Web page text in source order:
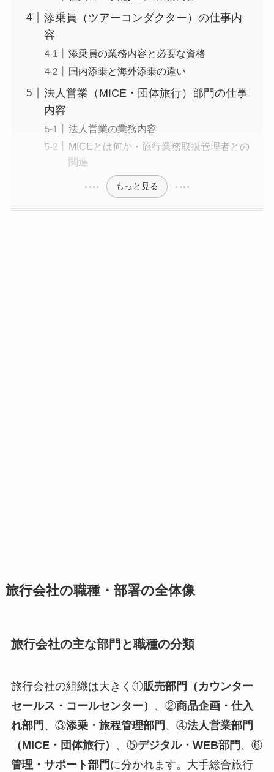
添乗員（ツアーコンダクター）の仕事内
容
添乗員の業務内容と必要な資格
国内添乗と海外添乗の違い
法人営業（MICE・団体旅行）部門の仕事
内容
法人営業の業務内容
MICEとは何か・旅行業務取扱管理者との
関連
もっと見る
旅行会社の職種・部署の全体像
旅行会社の主な部門と職種の分類
旅行会社の組織は大きく①販売部門（カウンター
セールス・コールセンター）
、②商品企画・仕入
れ部門 、③添乗・旅程管理部門 、④法人営業部門
（MICE・団体旅行）
、⑤デジタル・WEB部門 、⑥
管理・サポート部門 に分かれます。大手総合旅行